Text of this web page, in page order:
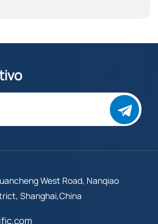
sugerem que
anticonvulsivantes,
indivíduos com epilepsia
West Road, Nanqiao
Shanghai,China